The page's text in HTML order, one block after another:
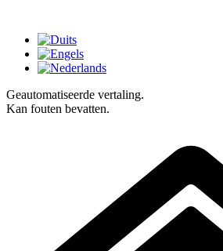
Geautomatiseerde vertaling.
Kan fouten bevatten.